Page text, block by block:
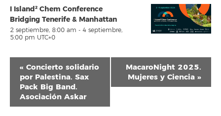
I Island² Chem Conference
Bridging Tenerife & Manhattan
2 septiembre, 8:00 am - 4 septiembre,
5:00 pm UTC+0
Navegación
del
Evento
« Concierto solidario
por Palestina. Sax
Pack Big Band.
Asociación Askar
MacaroNight 2025.
Mujeres y Ciencia »